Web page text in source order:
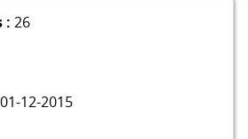
: 26
01-12-2015